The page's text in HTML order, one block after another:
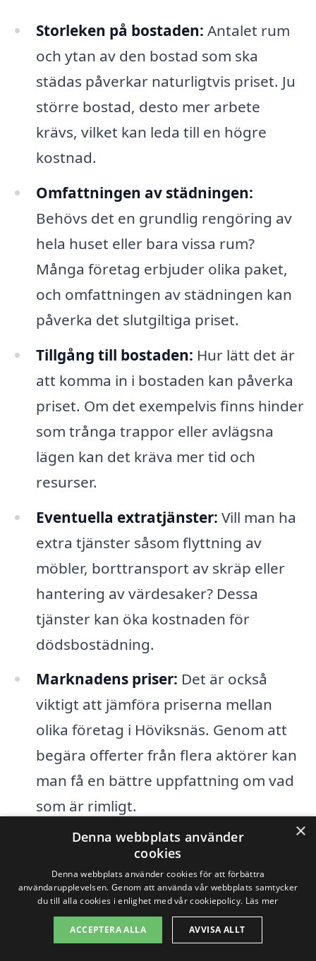
Storleken på bostaden: Antalet rum
och ytan av den bostad som ska
städas påverkar naturligtvis priset. Ju
större bostad, desto mer arbete
krävs, vilket kan leda till en högre
kostnad.
Omfattningen av städningen:
Behövs det en grundlig rengöring av
hela huset eller bara vissa rum?
Många företag erbjuder olika paket,
och omfattningen av städningen kan
påverka det slutgiltiga priset.
Tillgång till bostaden: Hur lätt det är
att komma in i bostaden kan påverka
priset. Om det exempelvis finns hinder
som trånga trappor eller avlägsna
lägen kan det kräva mer tid och
resurser.
Eventuella extratjänster: Vill man ha
extra tjänster såsom flyttning av
möbler, borttransport av skräp eller
hantering av värdesaker? Dessa
tjänster kan öka kostnaden för
dödsbostädning.
Marknadens priser: Det är också
viktigt att jämföra priserna mellan
olika företag i Höviksnäs. Genom att
begära offerter från flera aktörer kan
man få en bättre uppfattning om vad
som är rimligt.
Genom att överväga dessa faktorer kan
man få en mer exakt uppskattning av vad
dödsbostädning i Höviksnäs kommer att
kosta. Att göra en noggrann jämförelse
×
Denna webbplats använder
cookies
Denna webbplats använder cookies för att förbättra
användarupplevelsen. Genom att använda vår webbplats samtycker
du till alla cookies i enlighet med vår cookiepolicy. Läs mer
ACCEPTERA ALLA AVVISA ALLT